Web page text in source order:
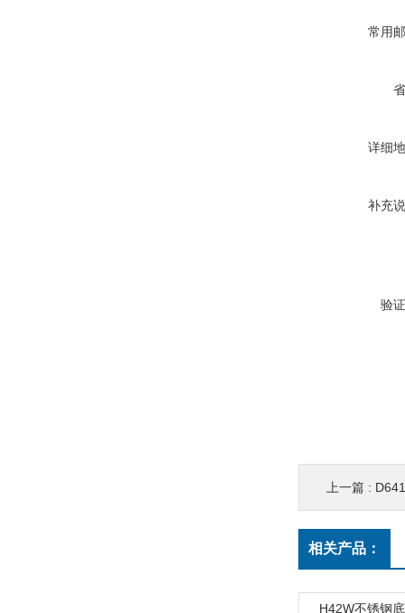
常用
详细
补充
验
上一篇 :
相关产品：
H42W不锈钢